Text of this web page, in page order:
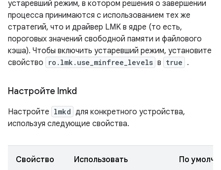
устаревший режим, в котором решения о завершении
процесса принимаются с использованием тех же
стратегий, что и драйвер LMK в ядре (то есть,
пороговых значений свободной памяти и файлового
кэша). Чтобы включить устаревший режим, установите
свойство
ro.lmk.use_minfree_levels в true .
Настройте lmkd
Настройте lmkd для конкретного устройства,
используя следующие свойства.
Свойство Использовать По